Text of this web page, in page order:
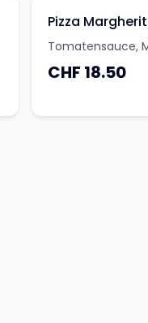
Pizza
Tomatensauce,
CHF 18.50